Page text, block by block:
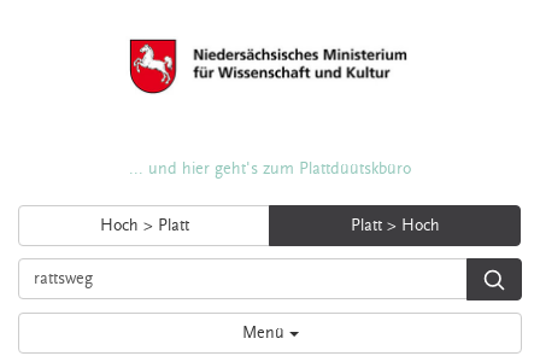
... und hier geht's zum Plattdüütskbüro
Hoch > Platt Platt > Hoch
Menü